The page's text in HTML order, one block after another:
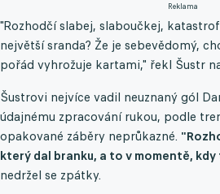
Reklama
"Rozhodčí slabej, slaboučkej,
největší sranda? Že je sebevědomý,
pořád vyhrožuje kartami," řekl Šustr
Šustrovi nejvíce vadil neuznaný gól
údajnému zpracování rukou, podle
opakované záběry neprůkazné. "
který dal branku, a to v momentě,
nedržel se zpátky.